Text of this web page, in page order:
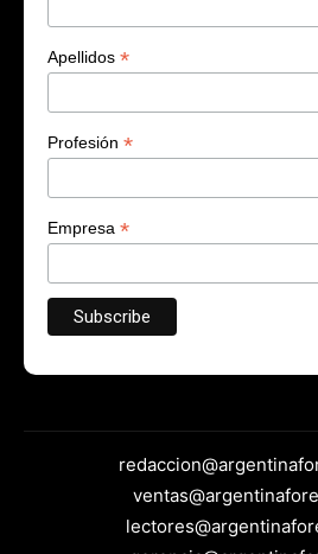
Apellidos *
Profesión *
Empresa *